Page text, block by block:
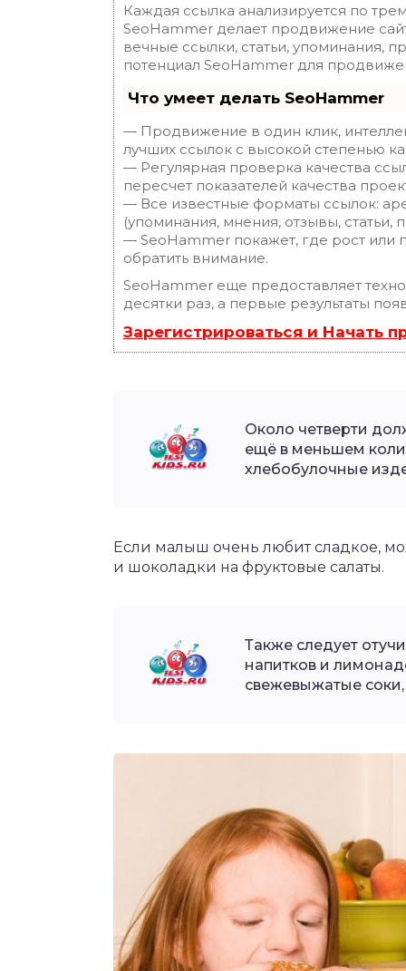
Каждая ссылка анализируется по
SeoHammer делает продвижение
вечные ссылки, статьи, упоминания,
потенциал SeoHammer для
Что умеет делать SeoHammer
— Продвижение в один клик,
лучших ссылок с высокой степенью
— Регулярная проверка качества
пересчет показателей качества
— Все известные форматы ссылок:
(упоминания, мнения, отзывы, статьи,
— SeoHammer покажет, где рост или
обратить внимание.
SeoHammer еще предоставляет
десятки раз, а первые результаты
Зарегистрироваться и Начать
Около четверти
ещё в меньшем
хлебобулочные
Если малыш очень любит сладкое,
и шоколадки на фруктовые салаты.
Также следует
напитков и
свежевыжатые